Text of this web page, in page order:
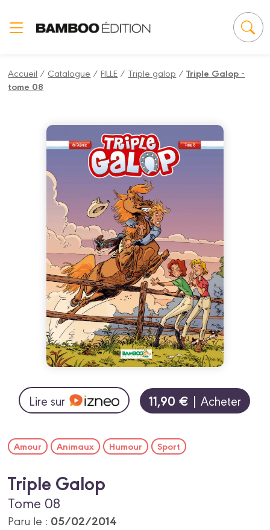
Accueil / Catalogue /FILLE / Triple galop /Triple Galop -
tome 08
Lire sur 11,90 € | Acheter
Amour Animaux Humour Sport
Triple Galop
Tome 08
Paru le : 05/02/2014